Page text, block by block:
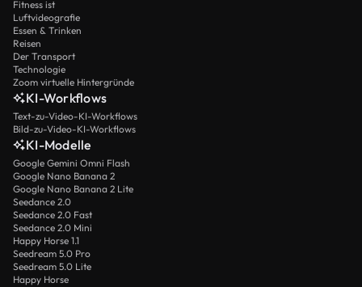
Fitness ist
Luftvideografie
Essen & Trinken
Reisen
Der Transport
Technologie
Zoom virtuelle Hintergründe
KI-Workflows
Text-zu-Video-KI-Workflows
Bild-zu-Video-KI-Workflows
KI-Modelle
Google Gemini Omni Flash
Google Nano Banana 2
Google Nano Banana 2 Lite
Seedance 2.0
Seedance 2.0 Fast
Seedance 2.0 Mini
Happy Horse 1.1
Seedream 5.0 Pro
Seedream 5.0 Lite
Happy Horse